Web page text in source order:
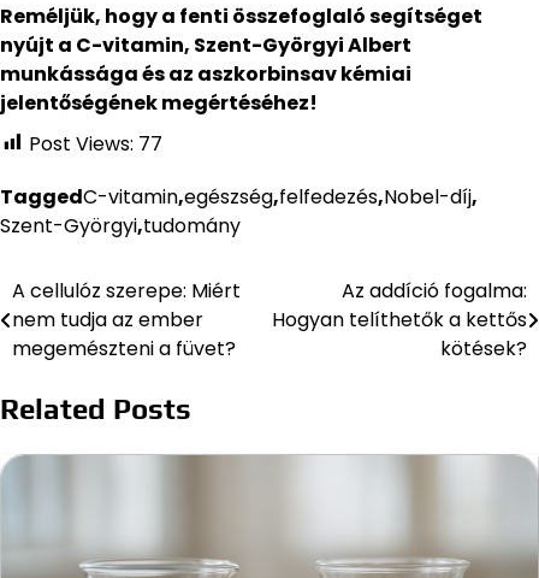
Reméljük, hogy a fenti összefoglaló segítséget
nyújt a C-vitamin, Szent-Györgyi Albert
munkássága és az aszkorbinsav kémiai
jelentőségének megértéséhez!
Post Views: 77
TaggedC-vitamin,egészség,felfedezés,Nobel-díj,
Szent-Györgyi,tudomány
Bejegyzés
navigáció
A cellulóz szerepe: Miért
nem tudja az ember
megemészteni a füvet?
Az addíció fogalma:
Hogyan telíthetők a kettős
kötések?
Related Posts